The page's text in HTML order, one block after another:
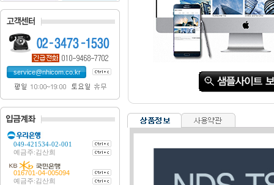
service@nhicom.co.kr
049-421534-02-001
예금주:김산희
016701-04-005094
예금주:김산희